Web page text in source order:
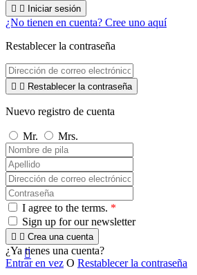

  Iniciar sesión
¿No tienen en cuenta? Cree uno aquí
Restablecer la contraseña
  Restablecer la contraseña
Nuevo registro de cuenta
Mr. Mrs.
I agree to the terms. *
Sign up for our newsletter
  Crea una cuenta
¿Ya tienes una cuenta?
Entrar en vez O Restablecer la contraseña